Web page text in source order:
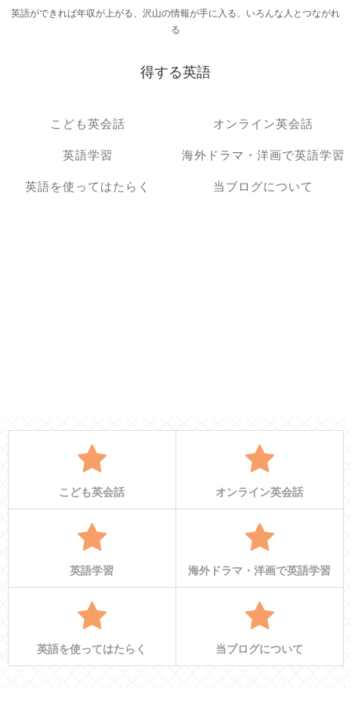
英語ができれば年収が上がる、沢山の情報が手に入る、いろんな人とつながれ
る
得する英語
こども英会話 オンライン英会話
英語学習 海外ドラマ・洋画で英語学習
英語を使ってはたらく 当ブログについて
こども英会話 オンライン英会話
英語学習 海外ドラマ・洋画で英語学習
英語を使ってはたらく 当ブログについて